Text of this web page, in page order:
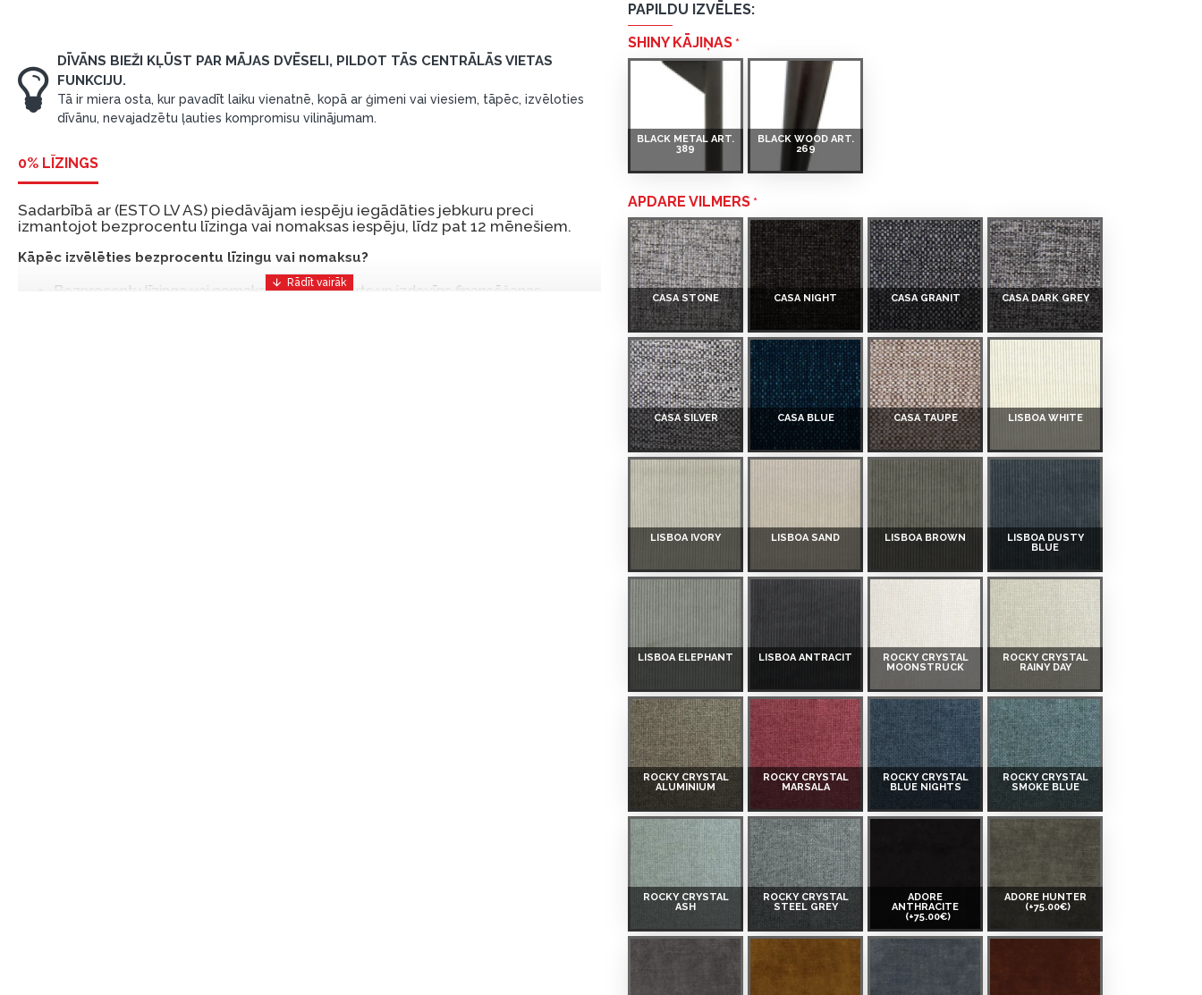
DĪVĀNS BIEŽI KĻŪST PAR MĀJAS DVĒSELI, PILDOT TĀS CENTRĀLĀS VIETAS
FUNKCIJU.
Tā ir miera osta, kur pavadīt laiku vienatnē, kopā ar ģimeni vai viesiem, tāpēc, izvēloties
dīvānu, nevajadzētu ļauties kompromisu vilinājumam.
0% LĪZINGS
Sadarbībā ar (ESTO LV AS) piedāvājam iespēju iegādāties jebkuru preci
izmantojot bezprocentu līzinga vai nomaksas iespēju, līdz pat 12 mēnešiem.
Kāpēc izvēlēties bezprocentu līzingu vai nomaksu?
Bezprocentu līzinga vai nomaksas iespēja ir ērts un izdevīgs finansēšanas
PAPILDU IZVĒLES:
SHINY KĀJIŅAS
BLACK METAL ART.
389
BLACK WOOD ART.
269
APDARE VILMERS
CASA STONE CASA NIGHT CASA GRANIT CASA DARK GREY
CASA SILVER CASA BLUE CASA TAUPE LISBOA WHITE
LISBOA IVORY LISBOA SAND LISBOA BROWN
LISBOA DUSTY
BLUE
LISBOA ELEPHANT LISBOA ANTRACIT
ROCKY CRYSTAL
MOONSTRUCK
ROCKY CRYSTAL
RAINY DAY
ROCKY CRYSTAL
ALUMINIUM
ROCKY CRYSTAL
MARSALA
ROCKY CRYSTAL
BLUE NIGHTS
ROCKY CRYSTAL
SMOKE BLUE
ROCKY CRYSTAL
ASH
ROCKY CRYSTAL
STEEL GREY
ADORE
ANTHRACITE
(+75.00€)
ADORE HUNTER
(+75.00€)